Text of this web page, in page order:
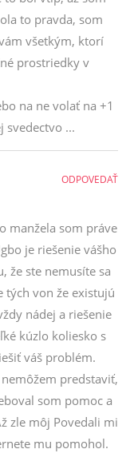
to pravda, som
všetkým, ktorí
prostriedky v
na ne volať na +1
svedectvo ...
manžela som práve
je riešenie vášho
že ste nemusíte sa
tých von že existujú
nádej a riešenie
kúzlo koliesko s
váš problém.
predstaviť,
som pomoc a
zle môj Povedali mi
mu pomohol.
ODPOVEDAŤ